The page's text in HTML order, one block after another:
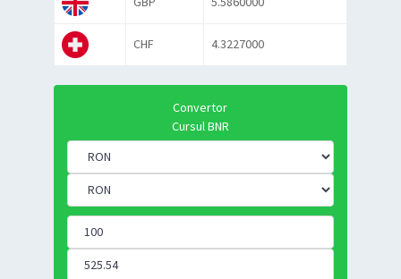
CHF 4.3227000
Convertor
Cursul BNR